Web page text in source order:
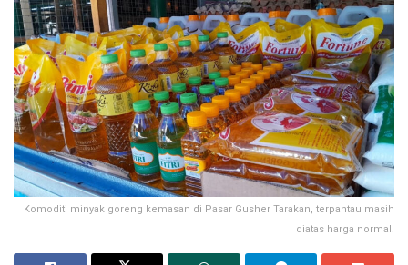
Komoditi minyak goreng kemasan di Pasar Gusher Tarakan, terpantau masih
diatas harga normal.